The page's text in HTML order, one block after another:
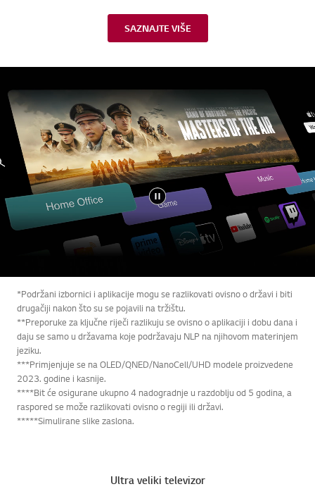
SAZNAJTE VIŠE
*Podržani izbornici i aplikacije mogu se razlikovati ovisno o državi i biti
drugačiji nakon što su se pojavili na tržištu.
**Preporuke za ključne riječi razlikuju se ovisno o aplikaciji i dobu dana i
daju se samo u državama koje podržavaju NLP na njihovom materinjem
jeziku.
***Primjenjuje se na OLED/QNED/NanoCell/UHD modele proizvedene
2023. godine i kasnije.
****Bit će osigurane ukupno 4 nadogradnje u razdoblju od 5 godina, a
raspored se može razlikovati ovisno o regiji ili državi.
*****Simulirane slike zaslona.
Ultra veliki televizor